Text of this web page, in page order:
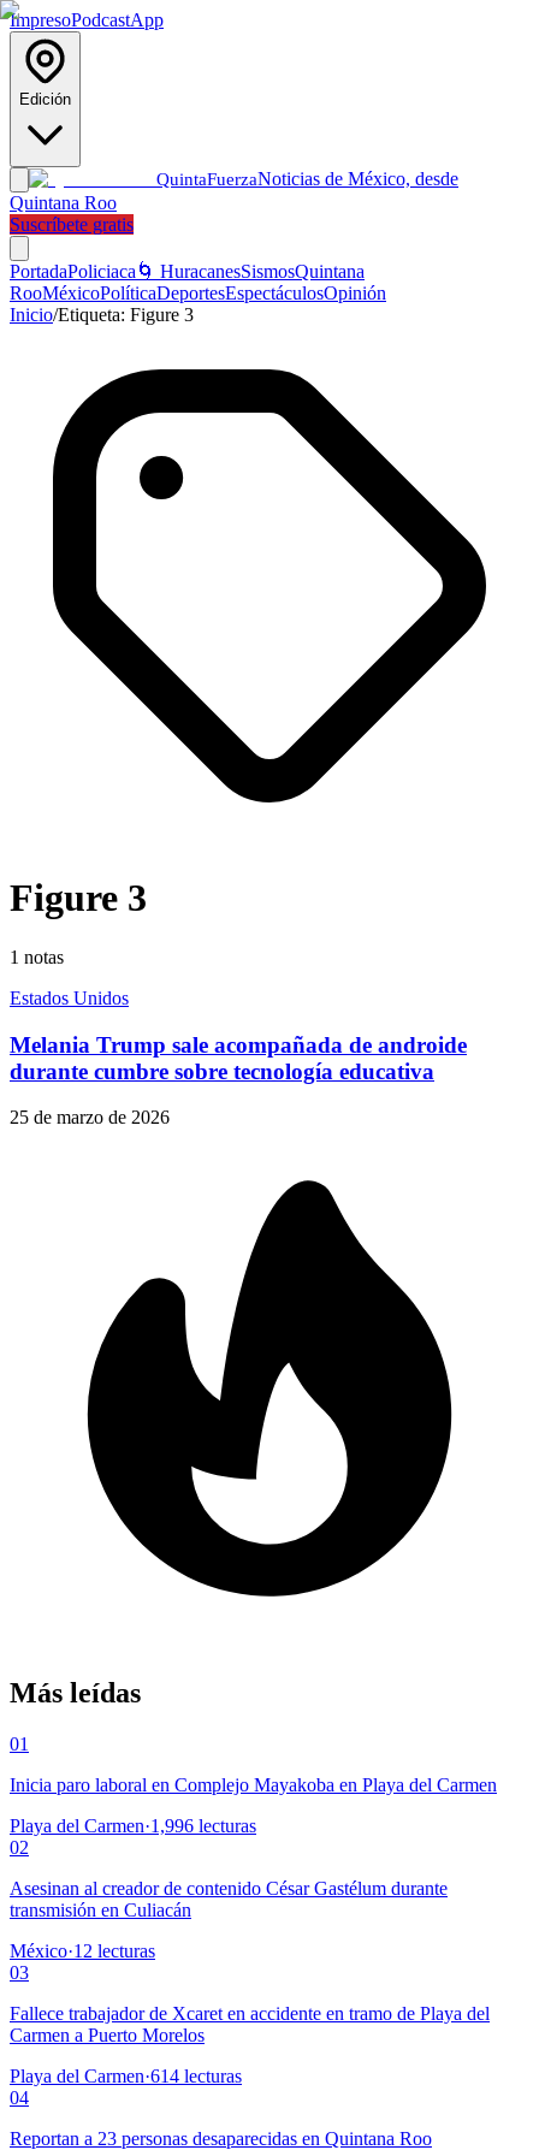
ImpresoPodcastApp
Edición
QuintaFuerzaNoticias de México, desde
Quintana Roo
Suscríbete gratis
PortadaPoliciaca 🌀 HuracanesSismosQuintana
RooMéxicoPolíticaDeportesEspectáculosOpinión
Inicio/Etiqueta: Figure 3
Figure 3
1 notas
Estados Unidos
Melania Trump sale acompañada de androide
durante cumbre sobre tecnología educativa
25 de marzo de 2026
Más leídas
01
Inicia paro laboral en Complejo Mayakoba en Playa del Carmen
Playa del Carmen·1,996 lecturas
02
Asesinan al creador de contenido César Gastélum durante
transmisión en Culiacán
México·12 lecturas
03
Fallece trabajador de Xcaret en accidente en tramo de Playa del
Carmen a Puerto Morelos
Playa del Carmen·614 lecturas
04
Reportan a 23 personas desaparecidas en Quintana Roo